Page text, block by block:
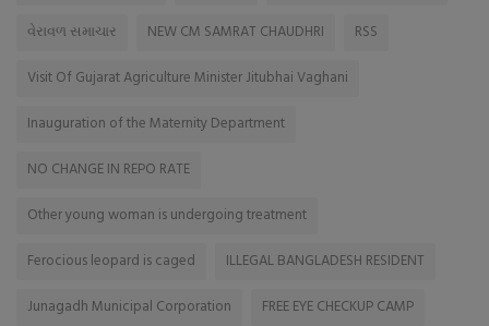
વેરાવળ સમાચાર
NEW CM SAMRAT CHAUDHRI
RSS
Visit Of Gujarat Agriculture Minister Jitubhai Vaghani
Inauguration of the Maternity Department
NO CHANGE IN REPO RATE
Other young woman is undergoing treatment
Ferocious leopard is caged
ILLEGAL BANGLADESH RESIDENT
Junagadh Municipal Corporation
FREE EYE CHECKUP CAMP